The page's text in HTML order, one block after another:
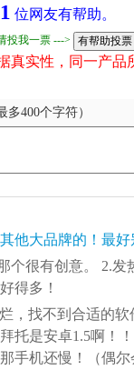
位网友有帮助。
投我一票 --->
真实性，同一产
400个字符）
他大品牌的！最好
个很有创意。 2.
得多！
，找不到合适的
托是安卓1.5啊！
手机还慢！（偶